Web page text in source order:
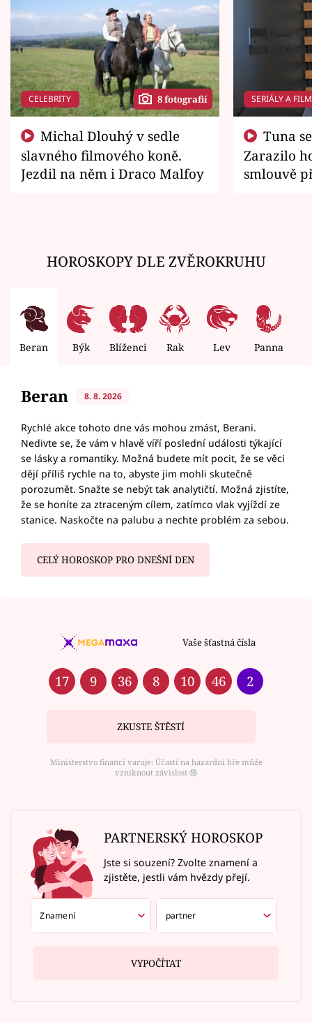
CELEBRITY 8 fotografií
slavného filmového koně.
Jezdil na něm i Draco Malfoy
SERIÁLY A
Zarazilo
smlouvě
HOROSKOPY DLE ZVĚROKRUHU
Beran Býk Blíženci Rak Lev Panna
Beran 8. 8. 2026
Rychlé akce tohoto dne vás mohou zmást, Berani.
Nedivte se, že vám v hlavě víří poslední události týkající
se lásky a romantiky. Možná budete mít pocit, že se věci
dějí příliš rychle na to, abyste jim mohli skutečně
porozumět. Snažte se nebýt tak analytičtí. Možná zjistíte,
že se honíte za ztraceným cílem, zatímco vlak vyjíždí ze
stanice. Naskočte na palubu a nechte problém za sebou.
CELÝ HOROSKOP PRO DNEŠNÍ DEN
Vaše šťastná čísla
17 9 36 8 10 46 2
ZKUSTE ŠTĚSTÍ
Ministerstvo financí varuje: Účastí na hazardní hře může
vzniknout závislost ⑱
PARTNERSKÝ HOROSKOP
Jste si souzení? Zvolte znamení a
zjistěte, jestli vám hvězdy přejí.
VYPOČÍTAT